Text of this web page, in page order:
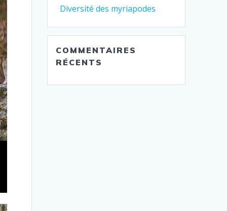
Diversité des myriapodes
COMMENTAIRES
RÉCENTS